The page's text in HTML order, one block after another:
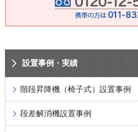
設置事例・実績
階段昇降機（椅子式）設置事例
段差解消機設置事例